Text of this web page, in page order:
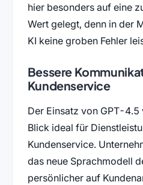
hier besonders auf eine
Wert gelegt, denn in der
KI keine groben Fehler
Bessere
Kundenservice
Der Einsatz von GPT-
Blick ideal für
Kundenservice.
das neue Sprachmodell
persönlicher auf